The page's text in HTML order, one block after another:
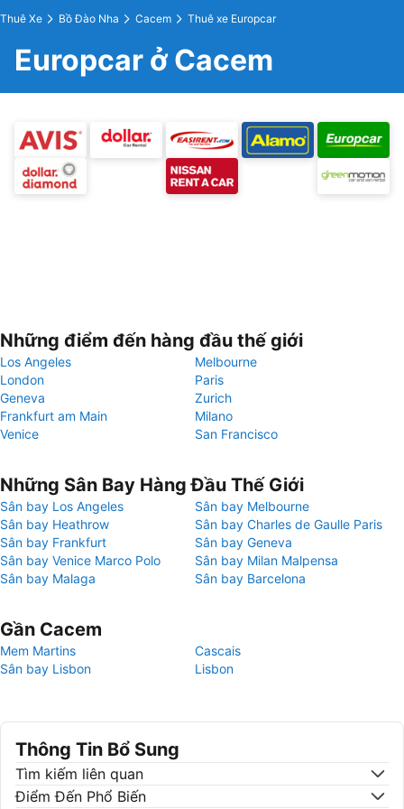
Thuê Xe Bồ Đào Nha Cacem Thuê xe Europcar
Europcar ở Cacem
Những điểm đến hàng đầu thế giới
Los Angeles
Melbourne
London
Paris
Geneva
Zurich
Frankfurt am Main
Milano
Venice
San Francisco
Những Sân Bay Hàng Đầu Thế Giới
Sân bay Los Angeles
Sân bay Melbourne
Sân bay Heathrow
Sân bay Charles de Gaulle Paris
Sân bay Frankfurt
Sân bay Geneva
Sân bay Venice Marco Polo
Sân bay Milan Malpensa
Sân bay Malaga
Sân bay Barcelona
Gần Cacem
Mem Martins
Cascais
Sân bay Lisbon
Lisbon
Thông Tin Bổ Sung
Tìm kiếm liên quan
Điểm Đến Phổ Biến